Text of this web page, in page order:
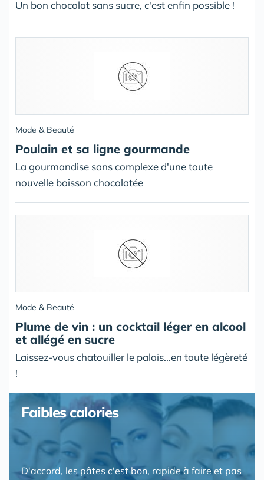
Un bon chocolat sans sucre, c'est enfin possible !
Mode & Beauté
Poulain et sa ligne gourmande
La gourmandise sans complexe d'une toute
nouvelle boisson chocolatée
Mode & Beauté
Plume de vin : un cocktail léger en alcool
et allégé en sucre
Laissez-vous chatouiller le palais...en toute légèreté
!
Faibles calories
D'accord, les pâtes c'est bon, rapide à faire et pas